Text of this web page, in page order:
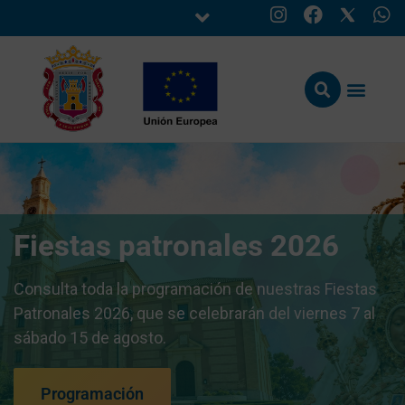
Fiestas patronales 2026
Consulta toda la programación de nuestras Fiestas
Patronales 2026, que se celebrarán del viernes 7 al
sábado 15 de agosto.
Programación